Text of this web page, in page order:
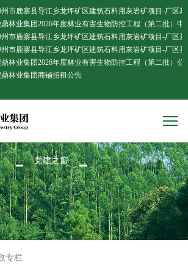
市鹿寨县导江乡龙坪矿区建筑石料用灰岩矿项目-厂区
鼎林业集团2026年度林业有害生物防控工程（第二批）中
市鹿寨县导江乡龙坪矿区建筑石料用灰岩矿项目-厂区
市鹿寨县导江乡龙坪矿区建筑石料用灰岩矿项目-厂区
鼎林业集团2026年度林业有害生物防控工程（第二批）公
鼎林业集团商铺招租公告
党建之窗
专栏